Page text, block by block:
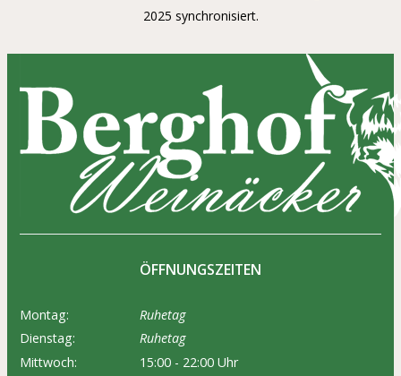
2025 synchronisiert.
ÖFFNUNGSZEITEN
Montag:
Ruhetag
Dienstag:
Ruhetag
Mittwoch:
15:00 - 22:00 Uhr